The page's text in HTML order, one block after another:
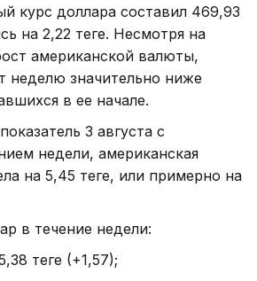
курс доллара составил 469,93
на 2,22 теңге. Несмотря на
американской валюты,
неделю значительно ниже
в ее начале.
3 августа с
недели, американская
на 5,45 теңге, или примерно на
в течение недели:
теңге (+1,57);